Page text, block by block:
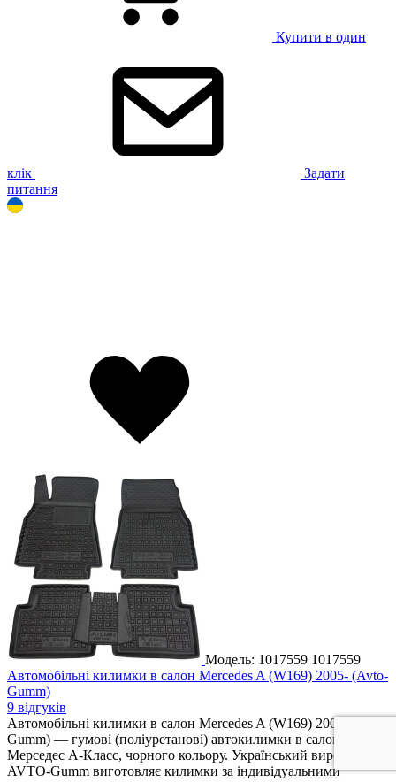
Купити в один
клік
Задати
питання
Модель: 1017559 1017559
Автомобільні килимки в салон Mercedes A (W169) 2005- (Avto-
Gumm)
9 відгуків
Автомобільні килимки в салон Mercedes A (W169) 2005- (Avto-
Gumm) — гумові (поліуретанові) автокилимки в салон для
Мерседес A-Класс, чорного кольору. Український виробник
AVTO-Gumm виготовляє килимки за індивідуальними